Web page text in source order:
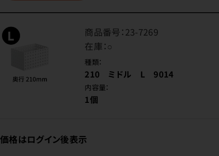
商品番号：23-7269
在庫：○
種類：
210 ミドル L 9014
内容量：
1個
価格はログイン後表示